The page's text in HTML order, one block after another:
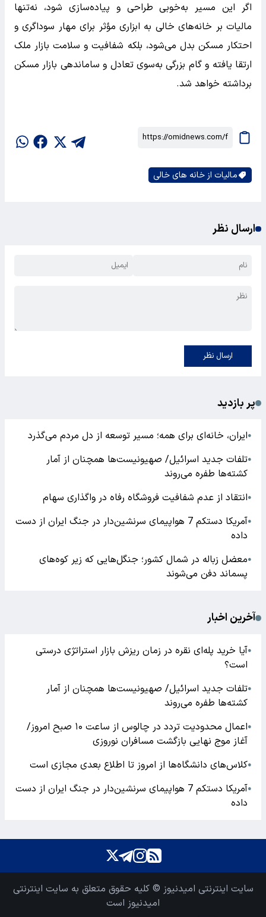
اگر این مسیر به‌خوبی طراحی و پیاده‌سازی شود، نه‌تنها
مالیات بر خانه‌های خالی به ابزاری مؤثر برای مهار سوداگری و
احتکار مسکن بدل می‌شود، بلکه شفافیت و سلامت بازار ملک
ارتقا یافته و گام بزرگی به‌سوی تعادل و ساماندهی بازار مسکن
برداشته خواهد شد.
مالیات از خانه های خالی
ارسال نظر
ارسال نظر
پر بازدید
●ایران، خانه‌ای برای همه؛ مسیر توسعه از دل مردم می‌گذرد
●تلفات جدید اسرائیل/ صهیونیست‌ها همچنان از آمار
کشته‌ها طفره می‌روند
●انتقاد از عدم شفافیت فروشگاه رفاه در واگذاری سهام
●
آمریکا دستکم 7 هواپیمای سرنشین‌دار در جنگ ایران از دست
داده
●معضل زباله در شمال کشور؛ جنگل‌هایی که زیر کوه‌های
پسماند دفن می‌شوند
آخرین اخبار
●آیا خرید پله‌ای نقره در زمان ریزش بازار استراتژی درستی
است؟
●تلفات جدید اسرائیل/ صهیونیست‌ها همچنان از آمار
کشته‌ها طفره می‌روند
●
اعمال محدودیت تردد در چالوس از ساعت ۱۰ صبح امروز/
آغاز موج نهایی بازگشت مسافران نوروزی
●کلاس‌های دانشگاه‌ها از امروز تا اطلاع بعدی مجازی است
●
آمریکا دستکم 7 هواپیمای سرنشین‌دار در جنگ ایران از دست
داده
سایت اینترنتی امیدنیوز © کلیه حقوق متعلق به سایت اینترنتی
امیدنیوز است